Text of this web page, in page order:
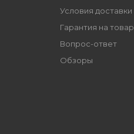
Условия доставки
Гарантия на товар
Вопрос-ответ
Обзоры